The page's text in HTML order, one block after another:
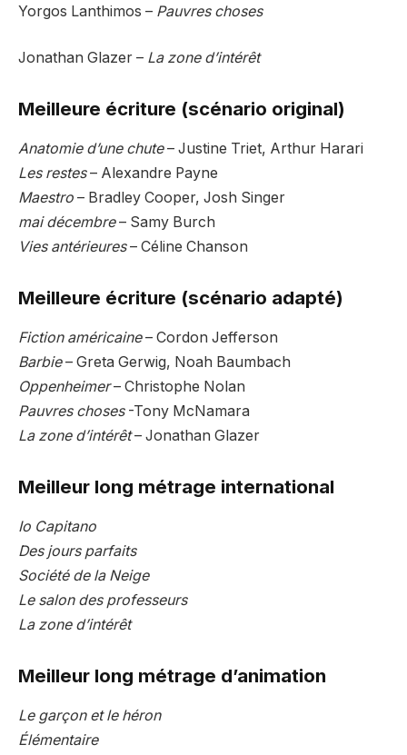
Yorgos Lanthimos – Pauvres choses
Jonathan Glazer – La zone d’intérêt
Meilleure écriture (scénario original)
Anatomie d’une chute– Justine Triet, Arthur Harari
Les restes– Alexandre Payne
Maestro – Bradley Cooper, Josh Singer
mai décembre– Samy Burch
Vies antérieures– Céline Chanson
Meilleure écriture (scénario adapté)
Fiction américaine– Cordon Jefferson
Barbie– Greta Gerwig, Noah Baumbach
Oppenheimer– Christophe Nolan
Pauvres choses-Tony McNamara
La zone d’intérêt– Jonathan Glazer
Meilleur long métrage international
Io Capitano
Des jours parfaits
Société de la Neige
Le salon des professeurs
La zone d’intérêt
Meilleur long métrage d’animation
Le garçon et le héron
Élémentaire